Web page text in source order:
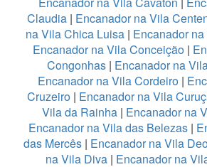
Claudia| Encanador na Vila
na Vila Chica Luisa | Encanador
Encanador na Vila Conceição|
Congonhas | Encanador na
Encanador na Vila Cordeiro |
Cruzeiro | Encanador na Vila
Vila da Rainha | Encanador na
Encanador na Vila das Belezas |
das Mercês | Encanador na Vila
na Vila Diva | Encanador na